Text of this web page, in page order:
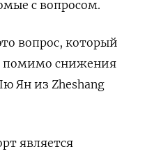
с вопросом.
вопрос, который
помимо снижения
Ян из Zheshang
является